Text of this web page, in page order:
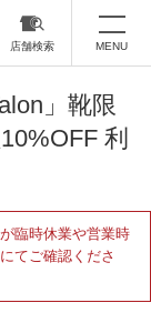
店舗検索 MENU
」靴限
利
臨時休業や営業時
てご確認くださ